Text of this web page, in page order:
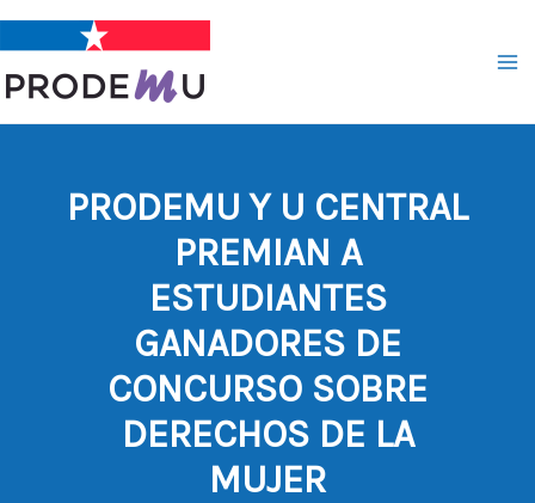
contenido
PRODEMU Y U CENTRAL
PREMIAN A
ESTUDIANTES
GANADORES DE
CONCURSO SOBRE
DERECHOS DE LA
MUJER